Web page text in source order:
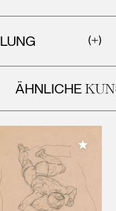
ÄHNLICHE
hinzufügen Meiner